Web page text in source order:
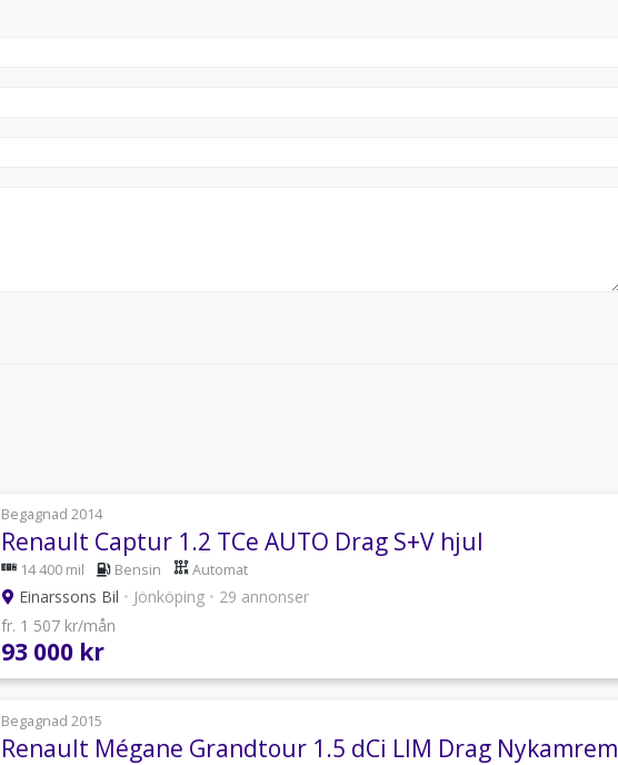
Begagnad 2014
Renault Captur 1.2 TCe AUTO Drag S+V hjul
14 400 mil Bensin Automat
Einarssons Bil • Jönköping • 29 annonser
fr. 1 507 kr/mån
93 000 kr
Begagnad 2015
Renault Mégane Grandtour 1.5 dCi LIM Drag Nykamrem